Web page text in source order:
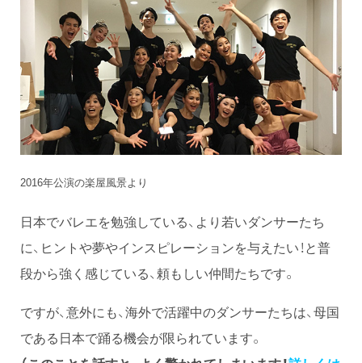
2016年公演の楽屋風景より
日本でバレエを勉強している、より若いダンサーたち
に、ヒントや夢やインスピレーションを与えたい！と普
段から強く感じている、頼もしい仲間たちです。
ですが、意外にも、海外で活躍中のダンサーたちは、母国
である日本で踊る機会が限られています。